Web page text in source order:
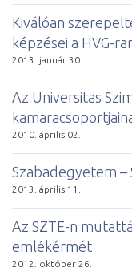
Kiválóan
képzései a HVG-
2013. január 30.
Az Universitas
2010. április 02.
Szabadegyetem
2013. április 11.
Az SZTE-n
emlékérmét
2012. október 26.